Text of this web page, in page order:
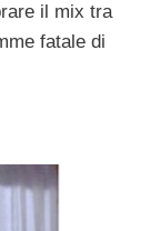
il mix tra
fatale di